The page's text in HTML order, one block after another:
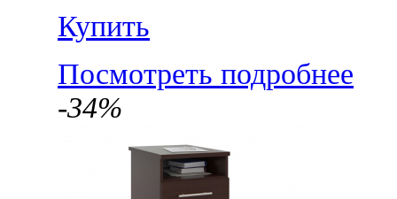
Купить
Посмотреть подробнее
-34%